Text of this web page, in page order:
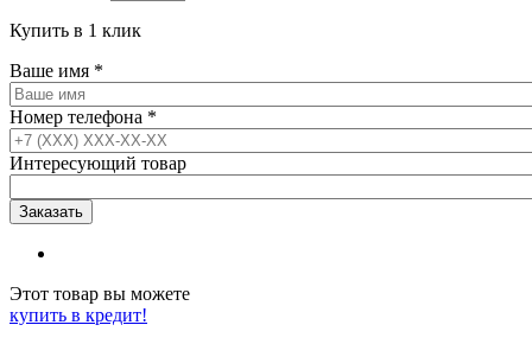
Купить в 1 клик
Ваше имя *
Номер телефона *
Интересующий товар
Этот товар вы можете
купить в кредит!